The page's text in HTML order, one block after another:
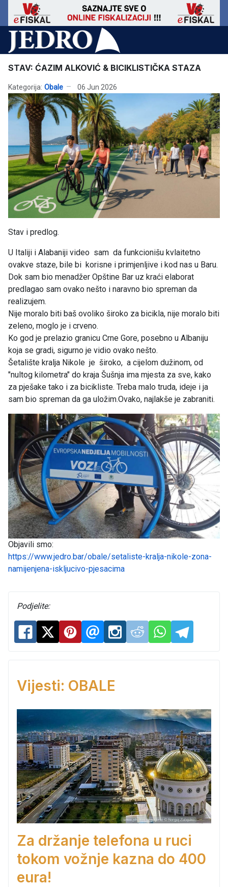
STAV: ĆAZIM ALKOVIĆ & BICIKLISTIČKA STAZA
Kategorija: Obale 06 Jun 2026
Stav i predlog.
U Italiji i Alabaniji video sam da funkcionišu kvlaitetno
ovakve staze, bile bi korisne i primjenljive i kod nas u Baru.
Dok sam bio menadžer Opštine Bar uz kraći elaborat
predlagao sam ovako nešto i naravno bio spreman da
realizujem.
Nije moralo biti baš ovoliko široko za bicikla, nije moralo biti
zeleno, moglo je i crveno.
Ko god je prelazio granicu Crne Gore, posebno u Albaniju
koja se gradi, sigurno je vidio ovako nešto.
Šetalište kralja Nikole je široko, a cijelom dužinom, od
"nultog kilometra" do kraja Šušnja ima mjesta za sve, kako
za pješake tako i za bicikliste. Treba malo truda, ideje i ja
sam bio spreman da ga uložim.Ovako, najlakše je zabraniti.
Objavili smo:
https://www.jedro.bar/obale/setaliste-kralja-nikole-zona-
namijenjena-iskljucivo-pjesacima
Podjelite:
Vijesti: OBALE
Za držanje telefona u ruci
tokom vožnje kazna do 400
eura!